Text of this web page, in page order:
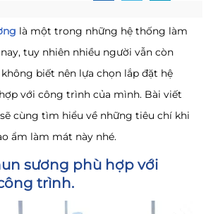
là một trong những hệ thống làm
tuy nhiên nhiều người vẫn còn
biết nên lựa chọn lắp đặt hệ
với công trình của mình. Bài viết
cùng tìm hiểu về những tiêu chí khi
ẩm làm mát này nhé.
sương phù hợp với
trình.